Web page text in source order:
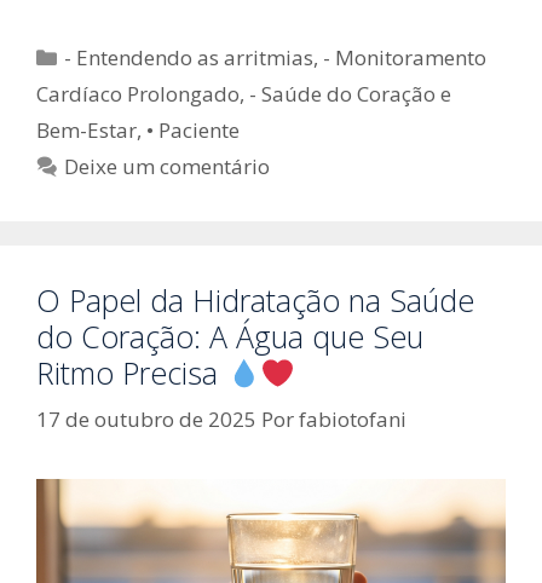
Categorias
- Entendendo as arritmias, - Monitoramento
Cardíaco Prolongado, - Saúde do Coração e
Bem-Estar, • Paciente
Deixe um comentário
O Papel da Hidratação na Saúde
do Coração: A Água que Seu
Ritmo Precisa
17 de outubro de 2025 Porfabiotofani